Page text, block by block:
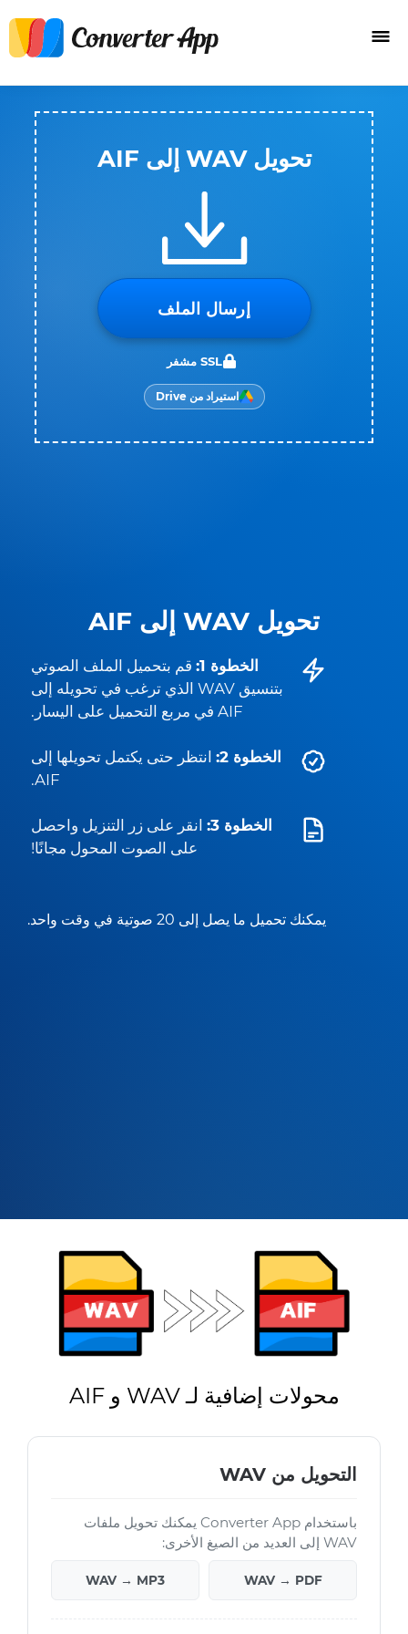
تحويل WAV إلى AIF
الخطوة 1:
قم بتحميل الملف الصوتي
بتنسيق WAV الذي ترغب في تحويله إلى
AIF في مربع التحميل على اليسار.
الخطوة 2:
انتظر حتى يكتمل تحويلها إلى
AIF.
الخطوة 3:
انقر على زر التنزيل واحصل
على الصوت المحول مجانًا!
يمكنك تحميل ما يصل إلى 20 صوتية في وقت واحد.
تحويل WAV إلى AIF
إرسال الملف
SSL مشفر
استيراد من Drive
محولات إضافية لـ WAV و AIF
التحويل من WAV
باستخدام Converter App يمكنك تحويل ملفات
WAV إلى العديد من الصيغ الأخرى:
WAV → PDF
WAV → MP3